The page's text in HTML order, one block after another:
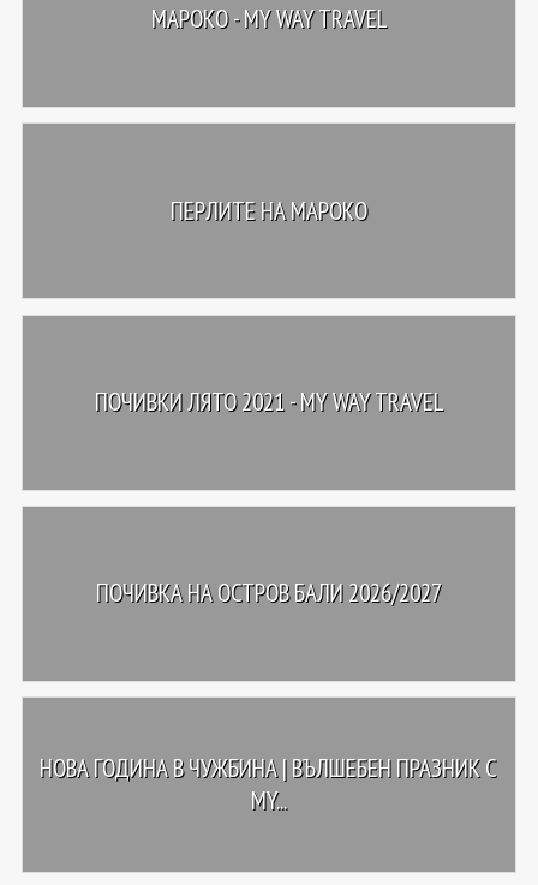
МАРОКО - MY WAY TRAVEL
ПЕРЛИТЕ НА МАРОКО
ПОЧИВКИ ЛЯТО 2021 - MY WAY TRAVEL
ПОЧИВКА НА ОСТРОВ БАЛИ 2026/2027
НОВА ГОДИНА В ЧУЖБИНА | ВЪЛШЕБЕН ПРАЗНИК С
MY...